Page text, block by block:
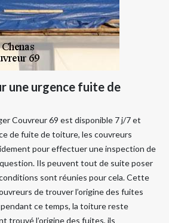
une urgence fuite de
Couvreur 69 est disponible 7 j/7 et
de fuite de toiture, les couvreurs
pour effectuer une inspection de
Ils peuvent tout de suite poser
sont réunies pour cela. Cette
de trouver l’origine des fuites
ce temps, la toiture reste
trouvé l’origine des fuites, ils